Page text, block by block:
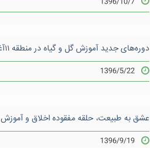
دوره‌های جدید آموزش گل و گیاه در منطقه ۱۱آغاز شد
1396/5/22
عشق به طبیعت، حلقه مفقوده اخلاق و آموزش
1396/9/19